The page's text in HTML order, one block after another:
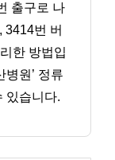
출구로 나
3414번 버
한 방법입
병원’ 정류
있습니다.